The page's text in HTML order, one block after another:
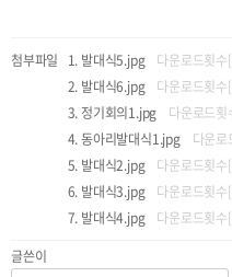
첨부파일 발대식5.jpg
다운로드횟
발대식6.jpg
다운로드횟
정기회의1.jpg
다운로드
동아리발대식1.jpg
다운
발대식2.jpg
다운로드횟
발대식3.jpg
다운로드횟
발대식4.jpg
다운로드횟
글쓴이